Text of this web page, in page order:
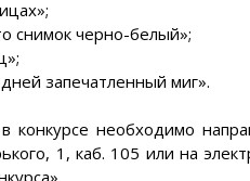
снимок черно-белый»;
запечатленный миг».
конкурсе необходимо
1, каб. 105 или на